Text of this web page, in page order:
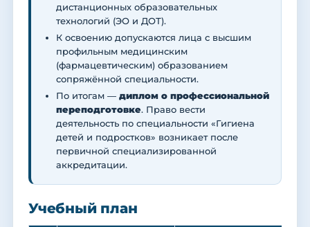
дистанционных образовательных
технологий (ЭО и ДОТ).
К освоению допускаются лица с высшим
профильным медицинским
(фармацевтическим) образованием
сопряжённой специальности.
По итогам — диплом о профессиональной
переподготовке. Право вести
деятельность по специальности «Гигиена
детей и подростков» возникает после
первичной специализированной
аккредитации.
Учебный план